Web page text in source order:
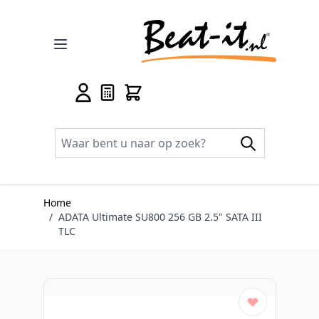
Home
/ ADATA Ultimate SU800 256 GB 2.5" SATA III
TLC